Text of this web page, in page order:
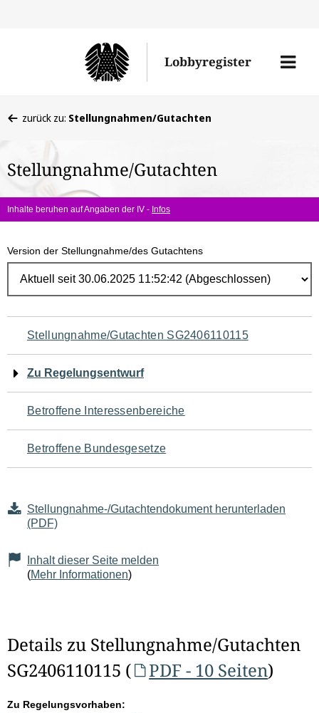
Lobbyregister
Menü
befinden
hier:
zurück zu: Stellungnahmen/Gutachten
Stellungnahme/Gutachten
Inhalte beruhen auf Angaben der IV - Infos
Version der Stellungnahme/des Gutachtens
Navigation
für
den
Seiteninhalt
Stellungnahme/Gutachten SG2406110115
Zu Regelungsentwurf
Betroffene Interessenbereiche
Betroffene Bundesgesetze
Stellungnahme-/Gutachtendokument herunterladen
(PDF)
Inhalt dieser Seite melden
(Mehr Informationen)
Details zu Stellungnahme/Gutachten
SG2406110115 (
PDF - 10 Seiten)
Zu Regelungsvorhaben: